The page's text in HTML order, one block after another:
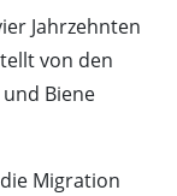
Jahrzehnten
von den
Biene
Migration